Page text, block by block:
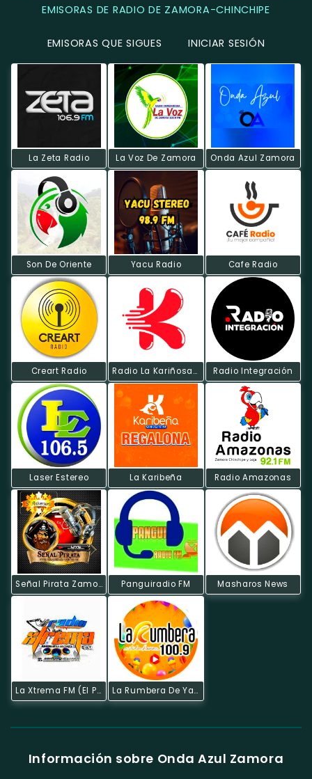
EMISORAS DE RADIO DE ZAMORA-CHINCHIPE
EMISORAS QUE SIGUES INICIAR SESIÓN
La Zeta Radio La Voz De Zamora Onda Azul Zamora
Son De Oriente Yacu Radio Cafe Radio
Creart Radio Radio La Kariñosa FM Radio Integración
Laser Estereo La Karibeña Radio Amazonas
Señal Pirata Zamora Panguiradio FM Masharos News
La Xtrema FM (El Pangui) La Rumbera De Yantzaza
Información sobre Onda Azul Zamora